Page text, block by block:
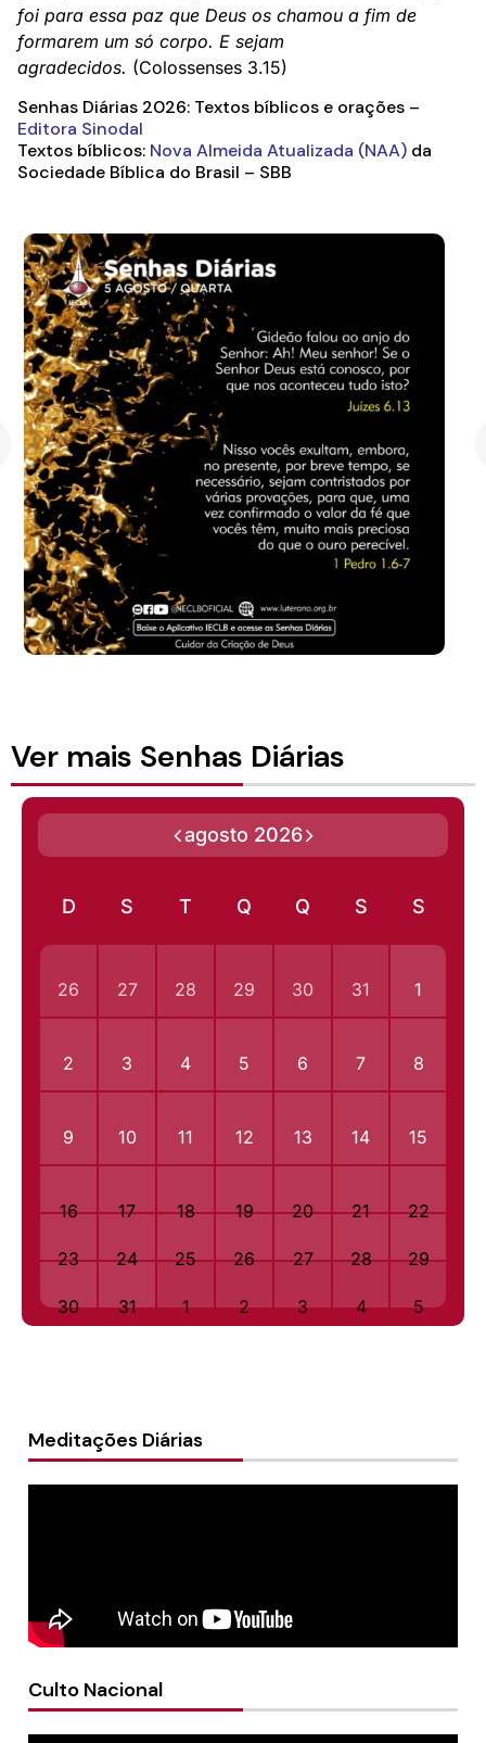
foi para essa paz que Deus os chamou a fim de
formarem um só corpo. E sejam
agradecidos. (Colossenses 3.15)
Senhas Diárias 2026: Textos bíblicos e orações –
Editora Sinodal
Textos bíblicos: Nova Almeida Atualizada (NAA) da
Sociedade Bíblica do Brasil – SBB
Ver mais Senhas Diárias
agosto 2026
D S T Q Q S S
26 27 28 29 30 31 1
2 3 4 5 6 7 8
9 10 11 12 13 14 15
16 17 18 19 20 21 22
23 24 25 26 27 28 29
30 31 1 2 3 4 5
Meditações Diárias
Culto Nacional